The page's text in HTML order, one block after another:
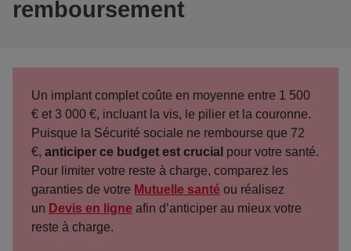
remboursement
Un implant complet coûte en moyenne entre 1 500
€ et 3 000 €, incluant la vis, le pilier et la couronne.
Puisque la Sécurité sociale ne rembourse que 72
€, anticiper ce budget est crucial pour votre santé.
Pour limiter votre reste à charge, comparez les
garanties de votre Mutuelle santé ou réalisez
un Devis en ligne afin d’anticiper au mieux votre
reste à charge.